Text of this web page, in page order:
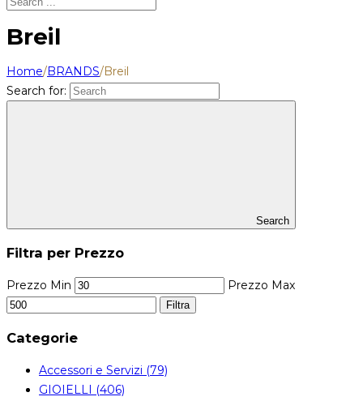
Breil
Home/BRANDS/Breil
Search for:
Search
Filtra per Prezzo
Prezzo Min Prezzo Max
Filtra
Categorie
Accessori e Servizi (79)
GIOIELLI (406)